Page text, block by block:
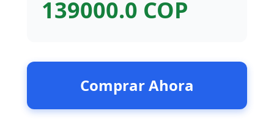
139000.0 COP
Comprar Ahora